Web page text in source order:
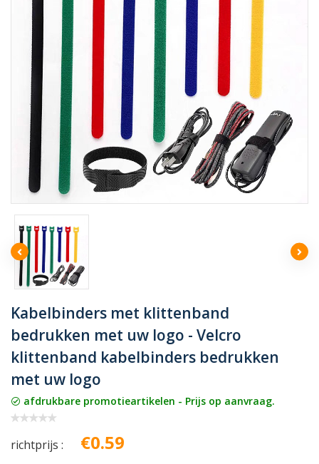
Kabelbinders met klittenband
bedrukken met uw logo - Velcro
klittenband kabelbinders bedrukken
met uw logo
afdrukbare promotieartikelen - Prijs op aanvraag.
richtprijs : €0.59